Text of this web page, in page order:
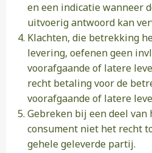
en een indicatie wanneer
uitvoerig antwoord kan
Klachten, die betrekking
levering, oefenen geen
voorafgaande of latere
recht betaling voor de
voorafgaande of latere
Gebreken bij een deel van
consument niet het recht
gehele geleverde partij.